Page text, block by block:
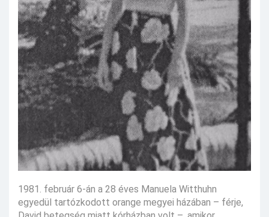
1981. február 6-án a 28 éves Manuela Witthuhn
egyedül tartózkodott orange megyei házában – férje,